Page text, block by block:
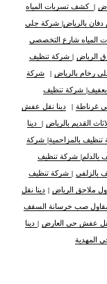
| كشف تسربات المياه
بالرياض| شركة جلي
المياه شارع التخصصي
الرياض | شركة تنظيف
رخام بالرياض | شركة
| شركة تنظيف
غرناطة |دينا نقل عفش
القديم بالرياض | دينا
بالمزاحمية| شركة
بالدلم| شركة تنظيف
بالزلفي | شركة تنظيف
ملاحق الرياض | دينا نقل
صب خرسانة السقف
نقل عفش حي العارض | دينا
المهدية